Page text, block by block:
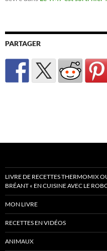
PARTAGER
LIVRE DE RECETTES THERMOMIX
BRÉANT « EN CUISINE AVEC LE
MON LIVRE
RECETTES EN VIDÉOS
ANIMAUX